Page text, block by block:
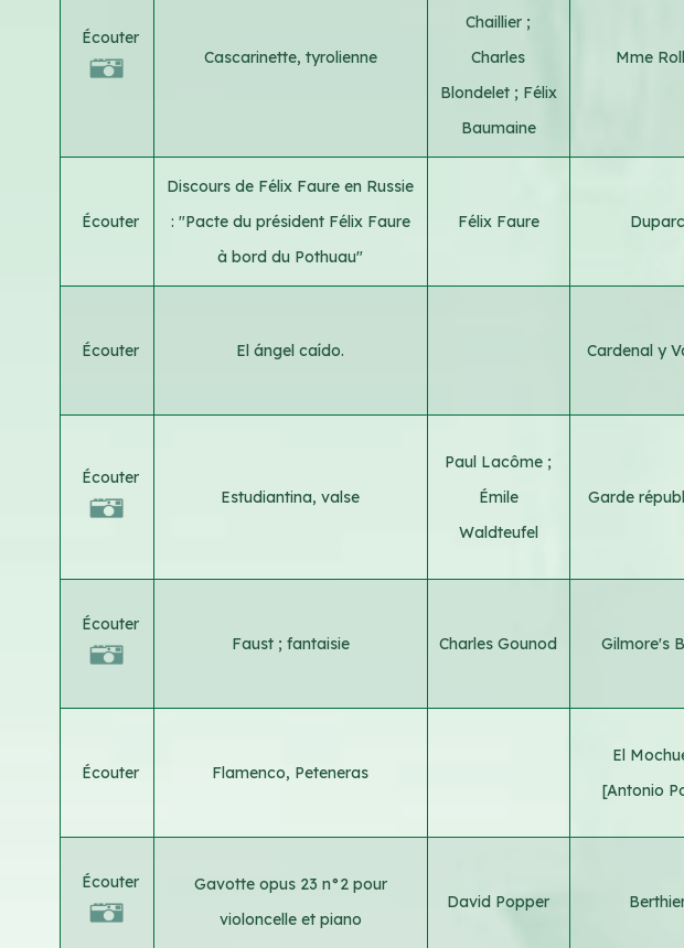
Écouter
Cascarinette, tyrolienne
Chaillier ;
Charles
Blondelet ; Félix
Baumaine
Mme
Écouter
Discours de Félix Faure en Russie
: "Pacte du président Félix Faure
à bord du Pothuau"
Félix Faure Duparc
Écouter El ángel caído. Cardenal y
Écouter
Estudiantina, valse
Paul Lacôme ;
Émile
Waldteufel
Garde
Écouter
Faust ; fantaisie
Charles Gounod Gilmore's
Écouter Flamenco, Peteneras
El
[Antonio
Écouter
Gavotte opus 23 n°2 pour
violoncelle et piano
David Popper